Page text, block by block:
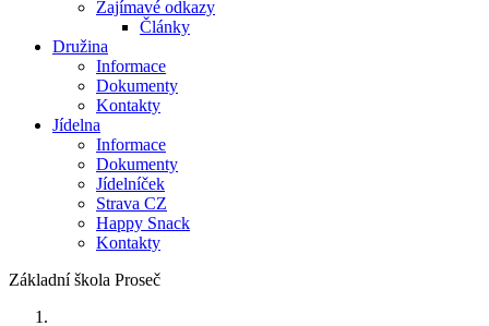
Zajímavé odkazy
Články
Družina
Informace
Dokumenty
Kontakty
Jídelna
Informace
Dokumenty
Jídelníček
Strava CZ
Happy Snack
Kontakty
Základní škola Proseč